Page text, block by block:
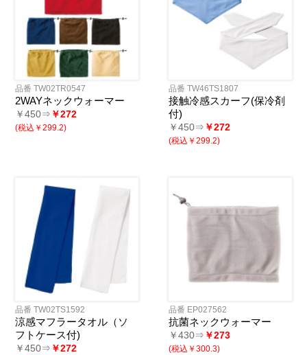
品番 TW02TR0547
2WAYネックウォーマー
￥450⇒ ￥272
(税込￥299.2)
品番 TW46TS1807
接触冷感スカーフ(保冷剤
付)
￥450⇒ ￥272
(税込￥299.2)
品番 TW02TS1592
涼感マフラータオル（ソ
フトケース付)
￥450⇒ ￥272
品番 EP027562
抗菌ネックウォーマー
￥430⇒ ￥273
(税込￥300.3)